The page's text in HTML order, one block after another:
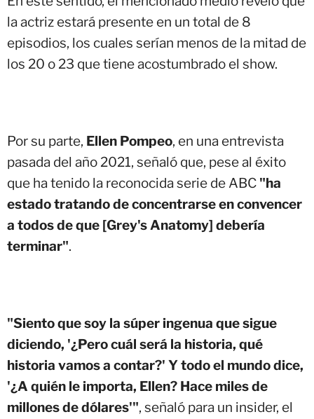
la actriz estará presente en un total de 8
episodios, los cuales serían menos de la mitad de
los 20 o 23 que tiene acostumbrado el show.
Por su parte, Ellen Pompeo, en una entrevista
pasada del año 2021, señaló que, pese al éxito
que ha tenido la reconocida serie de ABC "ha
estado tratando de concentrarse en convencer
a todos de que [Grey's Anatomy] debería
terminar".
"Siento que soy la súper ingenua que sigue
diciendo, '¿Pero cuál será la historia, qué
historia vamos a contar?' Y todo el mundo dice,
'¿A quién le importa, Ellen? Hace miles de
millones de dólares'", señaló para un insider, el